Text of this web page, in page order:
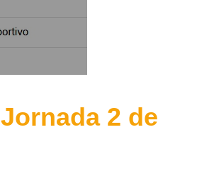
2 de